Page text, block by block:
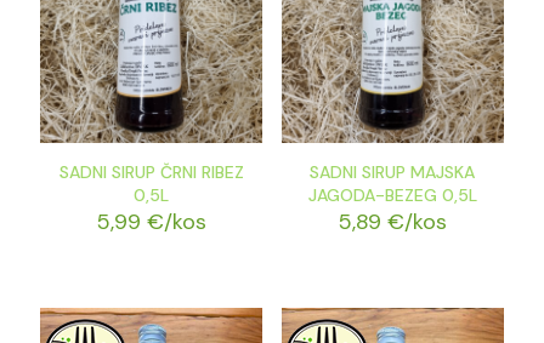
SADNI SIRUP ČRNI RIBEZ
0,5L
5,99 €/kos
SADNI SIRUP MAJSKA
JAGODA-BEZEG 0,5L
5,89 €/kos